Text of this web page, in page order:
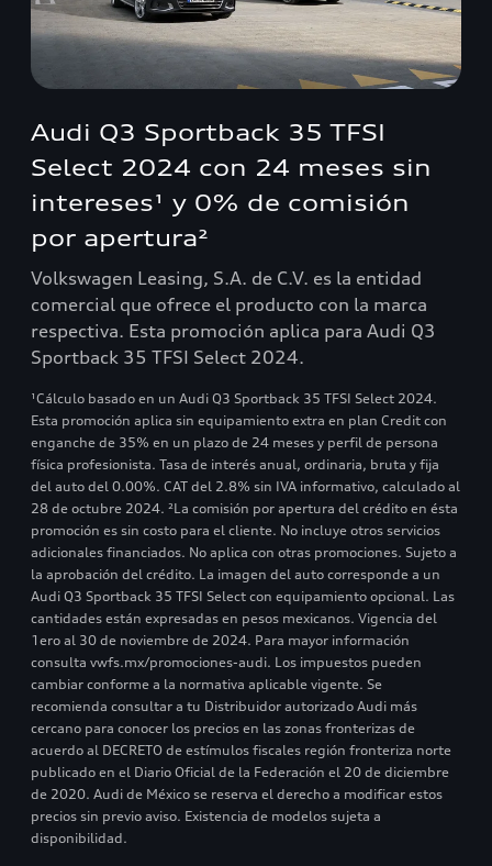
Audi Q3 Sportback 35 TFSI
Select 2024 con 24 meses sin
intereses¹ y 0% de comisión
por apertura²
Volkswagen Leasing, S.A. de C.V. es la entidad
comercial que ofrece el producto con la marca
respectiva. Esta promoción aplica para Audi Q3
Sportback 35 TFSI Select 2024.
¹Cálculo basado en un Audi Q3 Sportback 35 TFSI Select 2024.
Esta promoción aplica sin equipamiento extra en plan Credit con
enganche de 35% en un plazo de 24 meses y perfil de persona
física profesionista. Tasa de interés anual, ordinaria, bruta y fija
del auto del 0.00%. CAT del 2.8% sin IVA informativo, calculado al
28 de octubre 2024. ²La comisión por apertura del crédito en ésta
promoción es sin costo para el cliente. No incluye otros servicios
adicionales financiados. No aplica con otras promociones. Sujeto a
la aprobación del crédito. La imagen del auto corresponde a un
Audi Q3 Sportback 35 TFSI Select con equipamiento opcional. Las
cantidades están expresadas en pesos mexicanos. Vigencia del
1ero al 30 de noviembre de 2024. Para mayor información
consulta vwfs.mx/promociones-audi. Los impuestos pueden
cambiar conforme a la normativa aplicable vigente. Se
recomienda consultar a tu Distribuidor autorizado Audi más
cercano para conocer los precios en las zonas fronterizas de
acuerdo al DECRETO de estímulos fiscales región fronteriza norte
publicado en el Diario Oficial de la Federación el 20 de diciembre
de 2020. Audi de México se reserva el derecho a modificar estos
precios sin previo aviso. Existencia de modelos sujeta a
disponibilidad.